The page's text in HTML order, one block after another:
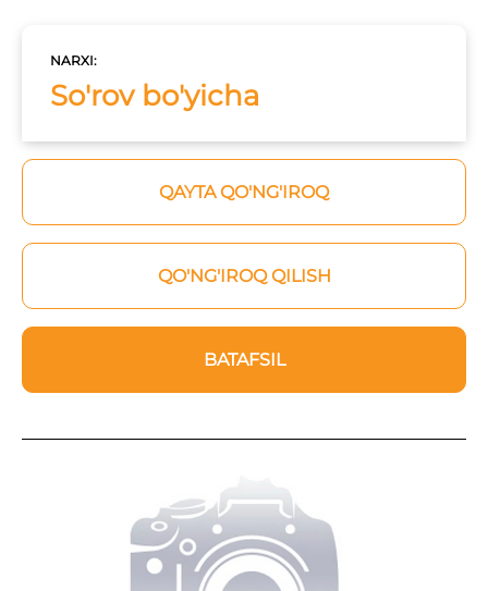
NARXI:
So'rov bo'yicha
QAYTA QO'NG'IROQ
QO'NG'IROQ QILISH
BATAFSIL